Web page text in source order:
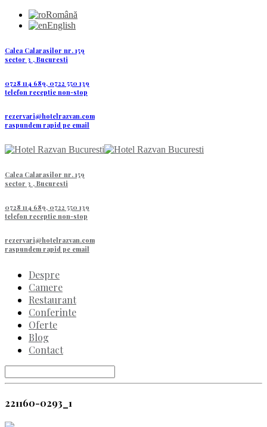
Română
English
Calea Calarasilor nr. 159
sector 3 , Bucuresti
0728 114 689, 0722 550 139
telefon receptie non-stop
rezervari@hotelrazvan.com
raspundem rapid pe email
Calea Calarasilor nr. 159
sector 3 , Bucuresti
0728 114 689, 0722 550 139
telefon receptie non-stop
rezervari@hotelrazvan.com
raspundem rapid pe email
Despre
Camere
Restaurant
Conferinte
Oferte
Blog
Contact
221160-0293_1